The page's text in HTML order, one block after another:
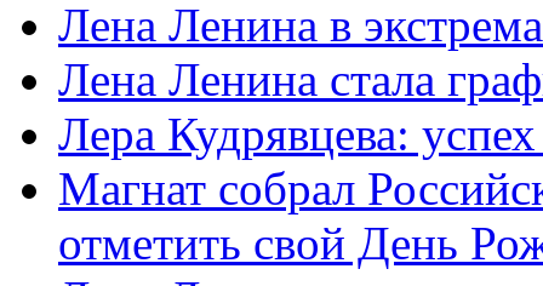
Лена Ленина в
Лена Ленина стала
Лера Кудрявцева:
Магнат собрал
отметить свой День